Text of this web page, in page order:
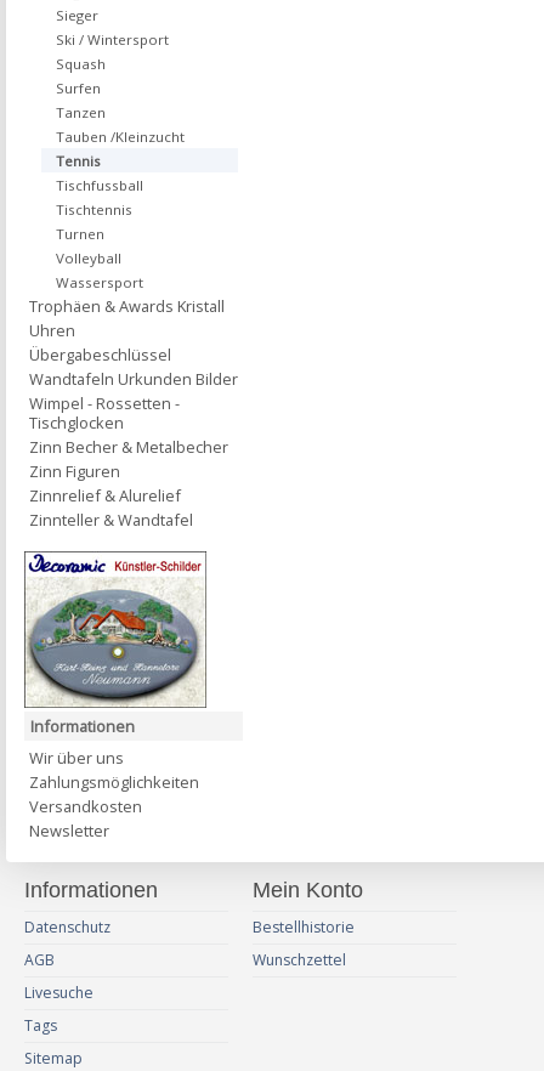
Sieger
Ski / Wintersport
Squash
Surfen
Tanzen
Tauben /Kleinzucht
Tennis
Tischfussball
Tischtennis
Turnen
Volleyball
Wassersport
Trophäen & Awards Kristall
Uhren
Übergabeschlüssel
Wandtafeln Urkunden Bilder
Wimpel - Rossetten -
Tischglocken
Zinn Becher & Metalbecher
Zinn Figuren
Zinnrelief & Alurelief
Zinnteller & Wandtafel
Informationen
Wir über uns
Zahlungsmöglichkeiten
Versandkosten
Newsletter
Informationen
Datenschutz
AGB
Livesuche
Tags
Sitemap
Mein Konto
Bestellhistorie
Wunschzettel